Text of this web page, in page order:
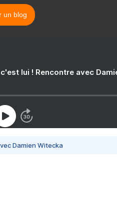
un blog
lui ! Rencontre avec
Damien Witecka